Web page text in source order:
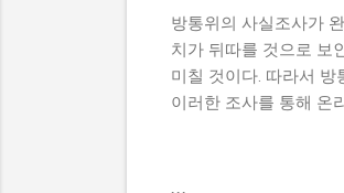
방통위의 사실조사가
치가 뒤따를 것으로 보
미칠 것이다. 따라서
이러한 조사를 통해 온